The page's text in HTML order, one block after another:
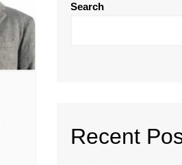
Search
Recent